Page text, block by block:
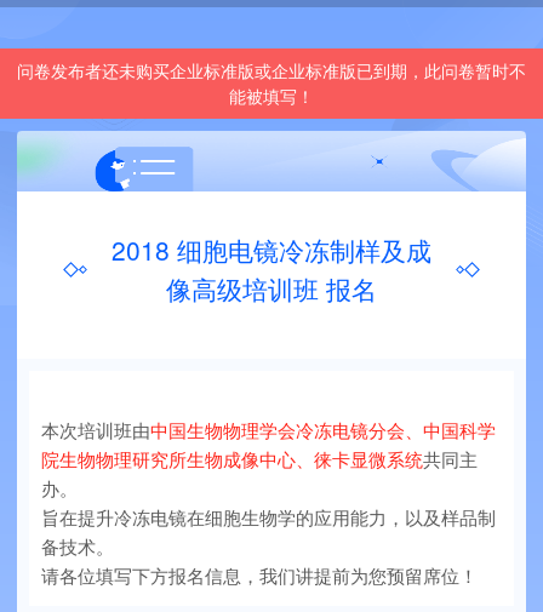
问卷发布者还未购买企业标准版或企业标准版已到期，此问卷暂时不
能被填写！
2018 细胞电镜冷冻制样及成
像高级培训班 报名
本次培训班由中国生物物理学会冷冻电镜分会、中国科学
院生物物理研究所生物成像中心、徕卡显微系统共同主
办。
旨在提升冷冻电镜在细胞生物学的应用能力，以及样品制
备技术。
请各位填写下方报名信息，我们讲提前为您预留席位！